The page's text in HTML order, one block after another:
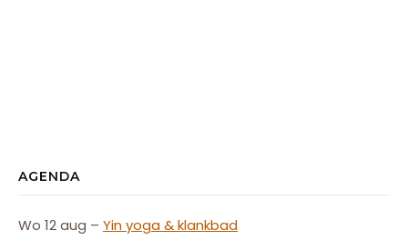
AGENDA
Wo 12 aug – Yin yoga & klankbad